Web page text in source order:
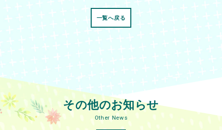
一覧へ戻る
その他のお知らせ
Other News